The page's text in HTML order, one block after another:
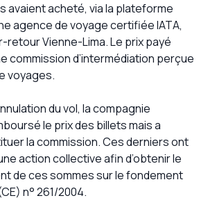
avaient acheté, via la plateforme
agence de voyage certifiée IATA,
retour Vienne-Lima. Le prix payé
commission d’intermédiation perçue
voyages.
du vol, la compagnie
le prix des billets mais a
la commission. Ces derniers ont
action collective afin d’obtenir le
de ces sommes sur le fondement
n° 261/2004.